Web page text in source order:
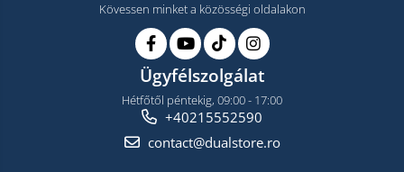
Kövessen minket a közösségi oldalakon
Ügyfélszolgálat
Hétfőtől péntekig, 09:00 - 17:00
+40215552590
contact@dualstore.ro